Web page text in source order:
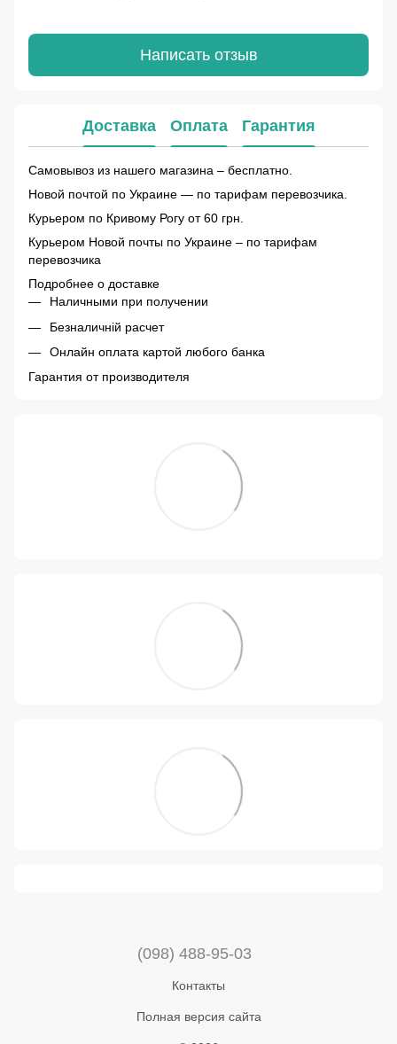
Написать отзыв
Доставка Оплата Гарантия
Самовывоз из нашего магазина – бесплатно.
Новой почтой по Украине — по тарифам перевозчика.
Курьером по Кривому Рогу от 60 грн.
Курьером Новой почты по Украине – по тарифам
перевозчика
Подробнее о доставке
Наличными при получении
Безналичній расчет
Онлайн оплата картой любого банка
Гарантия от производителя
(098) 488-95-03
Контакты
Полная версия сайта